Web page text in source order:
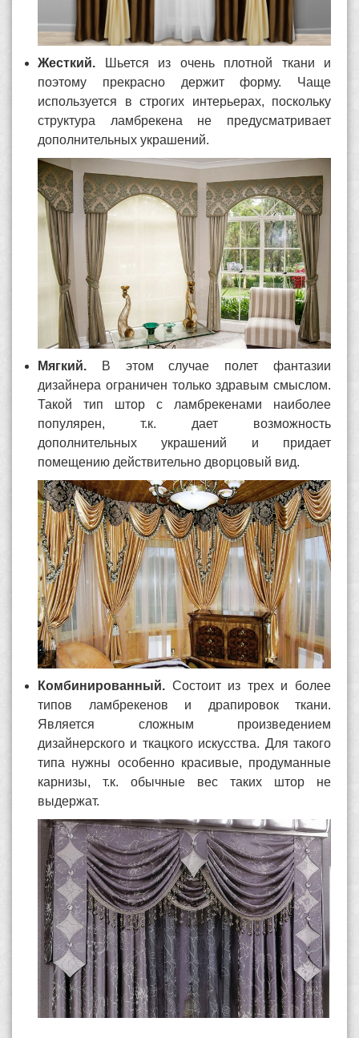
Жесткий.
Шьется из очень плотной ткани и
поэтому прекрасно держит форму. Чаще
используется в строгих интерьерах, поскольку
структура ламбрекена не предусматривает
дополнительных украшений.
Мягкий. В этом случае полет фантазии
дизайнера ограничен только здравым смыслом.
Такой тип штор с ламбрекенами наиболее
популярен, т.к. дает возможность
дополнительных украшений и придает
помещению действительно дворцовый вид.
Комбинированный. Состоит из трех и более
типов ламбрекенов и драпировок ткани.
Является сложным произведением
дизайнерского и ткацкого искусства. Для такого
типа нужны особенно красивые, продуманные
карнизы, т.к. обычные вес таких штор не
выдержат.